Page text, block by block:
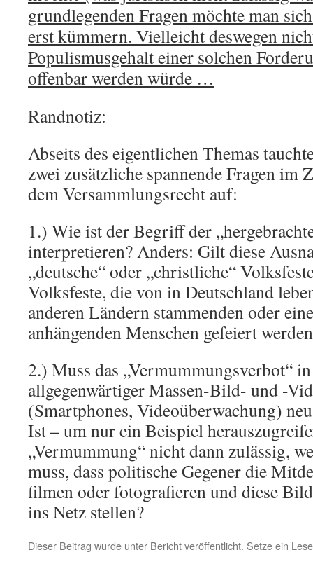
grundlegenden Fragen möchte man
erst kümmern. Vielleicht deswegen
Populismusgehalt einer solchen
offenbar werden würde …
Randnotiz:
Abseits des eigentlichen Themas
zwei zusätzliche spannende Fragen im
dem Versammlungsrecht auf:
1.) Wie ist der Begriff der
interpretieren? Anders: Gilt diese
„deutsche“ oder „christliche“
Volksfeste, die von in Deutschland
anderen Ländern stammenden oder
anhängenden Menschen gefeiert
2.) Muss das „Vermummungsverbot“
allgegenwärtiger Massen-Bild- und -
(Smartphones, Videoüberwachung)
Ist – um nur ein Beispiel
„Vermummung“ nicht dann zulässig,
muss, dass politische Gegener die
filmen oder fotografieren und diese
ins Netz stellen?
Dieser Beitrag wurde unter Berichtveröffentlicht. Setze ein